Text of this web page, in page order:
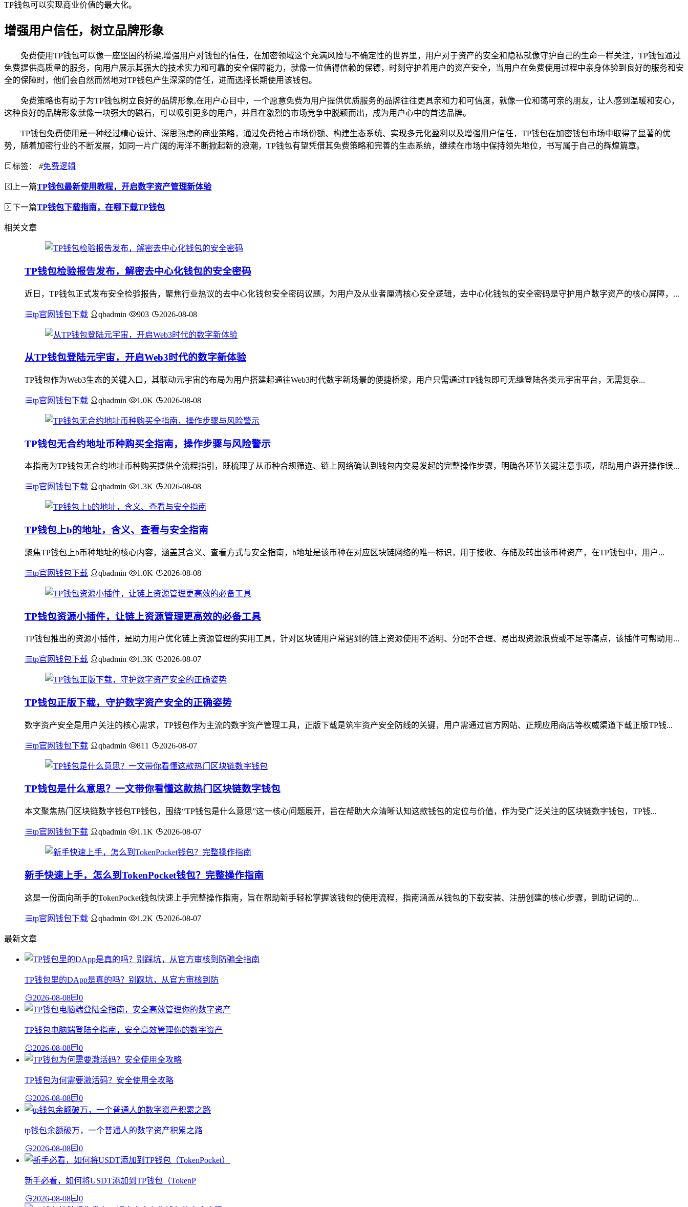
TP钱包可以实现商业价值的最大化。
增强用户信任，树立品牌形象
免费使用TP钱包可以像一座坚固的桥梁,增强用户对钱包的信任，在加密领域这个充满风险与不确定性的世界里，用户对于资产的安全和隐私就像守护自己的生命一样关注，TP钱包通过
免费提供高质量的服务，向用户展示其强大的技术实力和可靠的安全保障能力，就像一位值得信赖的保镖，时刻守护着用户的资产安全，当用户在免费使用过程中亲身体验到良好的服务和安
全的保障时，他们会自然而然地对TP钱包产生深深的信任，进而选择长期使用该钱包。
免费策略也有助于为TP钱包树立良好的品牌形象,在用户心目中，一个愿意免费为用户提供优质服务的品牌往往更具亲和力和可信度，就像一位和蔼可亲的朋友，让人感到温暖和安心，
这种良好的品牌形象就像一块强大的磁石，可以吸引更多的用户，并且在激烈的市场竞争中脱颖而出，成为用户心中的首选品牌。
TP钱包免费使用是一种经过精心设计、深思熟虑的商业策略，通过免费抢占市场份额、构建生态系统、实现多元化盈利以及增强用户信任，TP钱包在加密钱包市场中取得了显著的优
势，随着加密行业的不断发展，如同一片广阔的海洋不断掀起新的浪潮，TP钱包有望凭借其免费策略和完善的生态系统，继续在市场中保持领先地位，书写属于自己的辉煌篇章。
标签： #免费逻辑
上一篇TP钱包最新使用教程，开启数字资产管理新体验
下一篇TP钱包下载指南，在哪下载TP钱包
相关文章
TP钱包检验报告发布，解密去中心化钱包的安全密码
近日，TP钱包正式发布安全检验报告，聚焦行业热议的去中心化钱包安全密码议题，为用户及从业者厘清核心安全逻辑，去中心化钱包的安全密码是守护用户数字资产的核心屏障，...
tp官网钱包下载 qbadmin 903 2026-08-08
从TP钱包登陆元宇宙，开启Web3时代的数字新体验
TP钱包作为Web3生态的关键入口，其联动元宇宙的布局为用户搭建起通往Web3时代数字新场景的便捷桥梁，用户只需通过TP钱包即可无缝登陆各类元宇宙平台，无需复杂...
tp官网钱包下载 qbadmin 1.0K 2026-08-08
TP钱包无合约地址币种购买全指南，操作步骤与风险警示
本指南为TP钱包无合约地址币种购买提供全流程指引，既梳理了从币种合规筛选、链上网络确认到钱包内交易发起的完整操作步骤，明确各环节关键注意事项，帮助用户避开操作误...
tp官网钱包下载 qbadmin 1.3K 2026-08-08
TP钱包上b的地址，含义、查看与安全指南
聚焦TP钱包上b币种地址的核心内容，涵盖其含义、查看方式与安全指南，b地址是该币种在对应区块链网络的唯一标识，用于接收、存储及转出该币种资产，在TP钱包中，用户...
tp官网钱包下载 qbadmin 1.0K 2026-08-08
TP钱包资源小插件，让链上资源管理更高效的必备工具
TP钱包推出的资源小插件，是助力用户优化链上资源管理的实用工具，针对区块链用户常遇到的链上资源使用不透明、分配不合理、易出现资源浪费或不足等痛点，该插件可帮助用...
tp官网钱包下载 qbadmin 1.3K 2026-08-07
TP钱包正版下载，守护数字资产安全的正确姿势
数字资产安全是用户关注的核心需求，TP钱包作为主流的数字资产管理工具，正版下载是筑牢资产安全防线的关键，用户需通过官方网站、正规应用商店等权威渠道下载正版TP钱...
tp官网钱包下载 qbadmin 811 2026-08-07
TP钱包是什么意思？一文带你看懂这款热门区块链数字钱包
本文聚焦热门区块链数字钱包TP钱包，围绕“TP钱包是什么意思”这一核心问题展开，旨在帮助大众清晰认知这款钱包的定位与价值，作为受广泛关注的区块链数字钱包，TP钱...
tp官网钱包下载 qbadmin 1.1K 2026-08-07
新手快速上手，怎么到TokenPocket钱包？完整操作指南
这是一份面向新手的TokenPocket钱包快速上手完整操作指南，旨在帮助新手轻松掌握该钱包的使用流程，指南涵盖从钱包的下载安装、注册创建的核心步骤，到助记词的...
tp官网钱包下载 qbadmin 1.2K 2026-08-07
最新文章
TP钱包里的DApp是真的吗？别踩坑，从官方审核到防
2026-08-08 0
TP钱包电脑端登陆全指南，安全高效管理你的数字资产
2026-08-08 0
TP钱包为何需要激活码？安全使用全攻略
2026-08-08 0
tp钱包余额破万，一个普通人的数字资产积累之路
2026-08-08 0
新手必看，如何将USDT添加到TP钱包（TokenP
2026-08-08 0